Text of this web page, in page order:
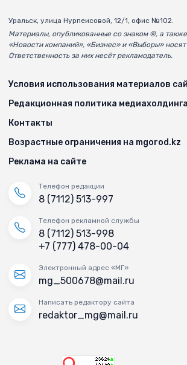
Уральск, улица Нурпеисовой, 12/1, офис №102.
Материалы, опубликованные со знаком ®, а
«Новости компаний», «Бизнес» и «Выборы»
Ответственность за них несёт рекламодатель.
Условия использования материалов
Редакционная политика
Контакты
Возрастные ограничения на mgorod.kz
Реклама на сайте
Телефон редакции
8 (7112) 513-997
Телефон рекламной службы
8 (7112) 513-998
+7 (777) 478-00-04
Электронный адрес «МГ»
mg_500678@mail.ru
Написать редактору сайта
redaktor_mg@mail.ru